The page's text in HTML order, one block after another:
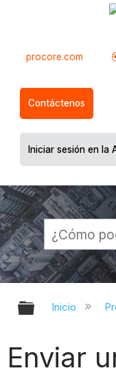
procore.com
Contáctenos
Iniciar sesión en la
Inicio
Enviar